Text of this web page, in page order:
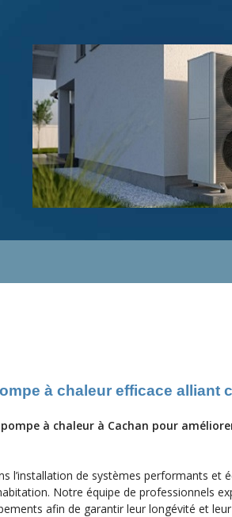
à chaleur efficace alliant
à chaleur à Cachan pour
l’installation de systèmes performants et
Notre équipe de professionnels
afin de garantir leur longévité et